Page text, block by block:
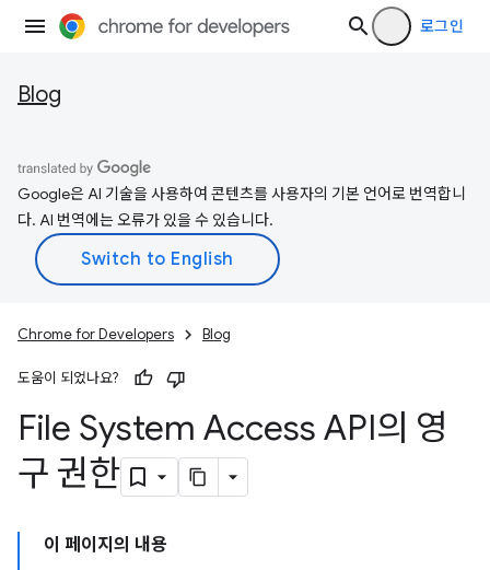
로그인
Blog
Google은 AI 기술을 사용하여 콘텐츠를 사용자의 기본 언어로 번역합니
다. AI 번역에는 오류가 있을 수 있습니다.
Chrome for Developers Blog
도움이 되었나요?
File System Access API의 영
구 권한
이 페이지의 내용